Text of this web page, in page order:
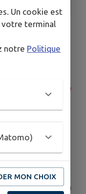
la cérémonie
7 février
inscription
aura lieu le
la population
sur inscription
Un cookie est
votre terminal
notre Politique
MON CHOIX